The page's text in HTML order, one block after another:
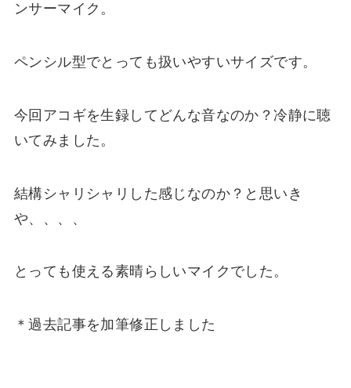
ンサーマイク。
ペンシル型でとっても扱いやすいサイズです。
今回アコギを生録してどんな音なのか？冷静に聴
いてみました。
結構シャリシャリした感じなのか？と思いき
や、、、、
とっても使える素晴らしいマイクでした。
＊過去記事を加筆修正しました